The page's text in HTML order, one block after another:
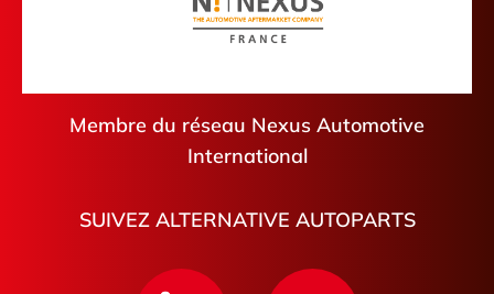
Membre du réseau Nexus Automotive
International
SUIVEZ ALTERNATIVE AUTOPARTS